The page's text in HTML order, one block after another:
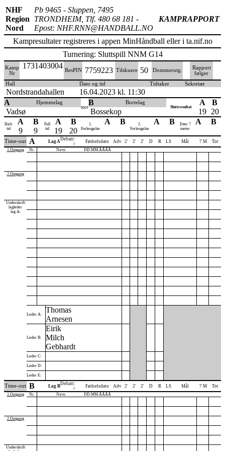
NHF
Region
Nord
Pb 9465 - Sluppen, 7495
TRONDHEIM, Tlf. 480 68 181 -
Epost: NHF.RNN@HANDBALL.NO
KAMPRAPPORT
Kampresultater registreres i appen MinHåndball eller i ta.nif.no
Turnering: Sluttspill NNM G14
Kamp
Nr
1731403004
ResPIN 7759223 Tilskuere 50 Dommerutg.
Rapport
følger
Hall
Dato og tid Tidtaker Sekretær
Nordstrandahallen
16.04.2023 kl. 11:30
A
Hjemmelag
Vadsø mot
B Bortelag
Bossekop
Sluttresultat
A
19
B
20
Halv
tid
A
9
B
9
Full
tid
A
19
B
20
1.
Forlengelse
A B
2.
Forlengelse
A B
Etter 7
meter
A B
Time-out A Lag ADeltatt:
>
Fødselsdato Adv 2' 2' 2' D R LS Mål 7 M Tot
1.Omgang Nr. Navn DD.MM.ÅÅÅÅ
2.Omgang
Underskrift
lagleder
lag A:
Leder A:
Thomas
Arnesen
Leder B:
Eirik
Milch
Gebhardt
Leder C:
Leder D:
Leder E:
Time-out B Lag BDeltatt:
>
Fødselsdato Adv 2' 2' 2' D R LS Mål 7 M Tot
1.Omgang Nr. Navn DD.MM.ÅÅÅÅ
2.Omgang
Underskrift